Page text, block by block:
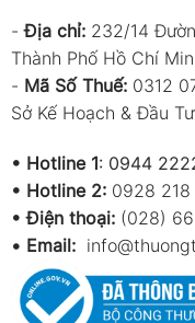
-Địa chỉ: 232/14
Thành Phố Hồ Chí
- Mã Số Thuế: 0312
Sở Kế Hoạch & Đầu
• Hotline 1: 0944
• Hotline 2: 0928
• Điện thoại: (028) 66
• Email: